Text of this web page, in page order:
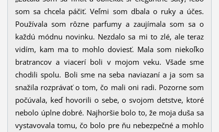
som sa chcela páčiť. Veľmi som dbala o ruky a účes.
Používala som rôzne parfumy a zaujímala som sa o
každú módnu novinku. Nezdalo sa mi to zlé, ale teraz
vidím, kam ma to mohlo doviesť. Mala som niekoľko
bratrancov a viacerí boli v mojom veku. Všade sme
chodili spolu. Boli sme na seba naviazaní a ja som sa
snažila rozprávať o tom, čo mali oni radi. Pozorne som
počúvala, keď hovorili o sebe, o svojom detstve, ktoré
nebolo úplne dobré. Najhoršie bolo to, že moja duša sa
vystavovala tomu, čo bolo pre ňu nebezpečné a mohlo